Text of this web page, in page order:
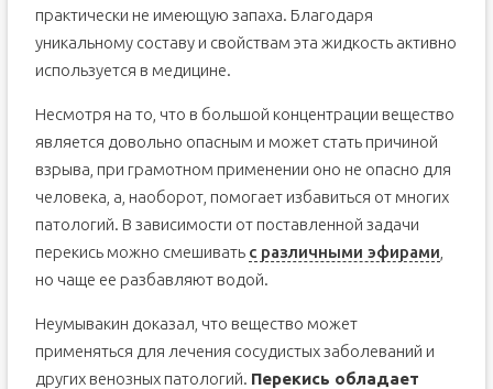
практически не имеющую запаха. Благодаря
уникальному составу и свойствам эта жидкость активно
используется в медицине.
Несмотря на то, что в большой концентрации вещество
является довольно опасным и может стать причиной
взрыва, при грамотном применении оно не опасно для
человека, а, наоборот, помогает избавиться от многих
патологий. В зависимости от поставленной задачи
перекись можно смешивать с различными эфирами
но чаще ее разбавляют водой.
Неумывакин доказал, что вещество может
применяться для лечения сосудистых заболеваний и
других венозных патологий. Перекись обладает